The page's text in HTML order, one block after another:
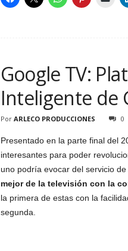
Google TV:
Inteligente de
Por ARLECO PRODUCCIONES 0
Presentado en la parte final del
interesantes para poder
uno podría evocar del servicio
mejor de la televisión con la
la primera de estas con la
segunda.